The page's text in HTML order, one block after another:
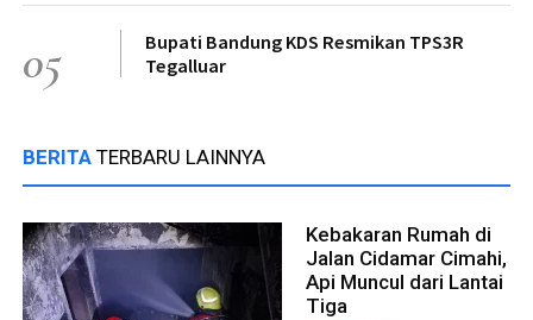
05
Bupati Bandung KDS Resmikan TPS3R
Tegalluar
BERITA TERBARU LAINNYA
Kebakaran Rumah di
Jalan Cidamar Cimahi,
Api Muncul dari Lantai
Tiga